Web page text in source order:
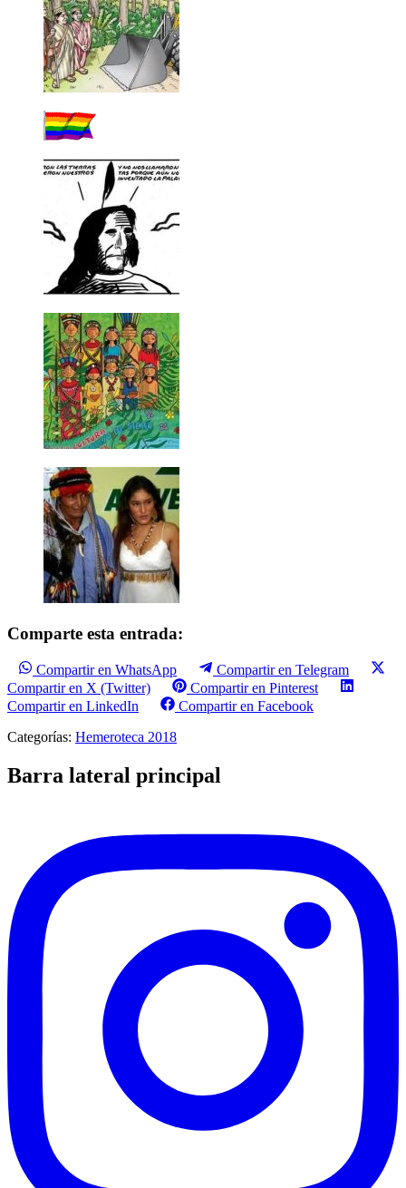
Comparte esta entrada:
Compartir en WhatsApp
Compartir en Telegram
Compartir en X (Twitter)
Compartir en Pinterest
Compartir en LinkedIn
Compartir en Facebook
Categorías: Hemeroteca 2018
Barra lateral principal